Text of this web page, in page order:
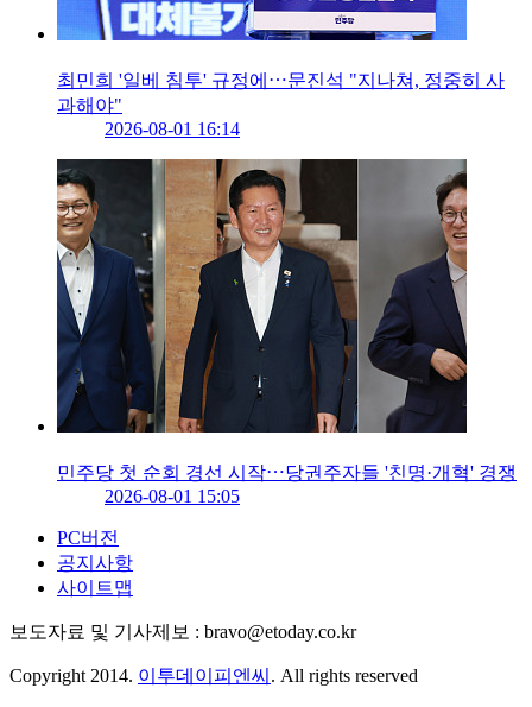
최민희 '일베 침투' 규정에⋯문진석 "지나쳐, 정중히 사
과해야"
2026-08-01 16:14
민주당 첫 순회 경선 시작⋯당권주자들 '친명·개혁' 경쟁
2026-08-01 15:05
PC버전
공지사항
사이트맵
보도자료 및 기사제보 : bravo@etoday.co.kr
Copyright 2014. 이투데이피엔씨 . All rights reserved